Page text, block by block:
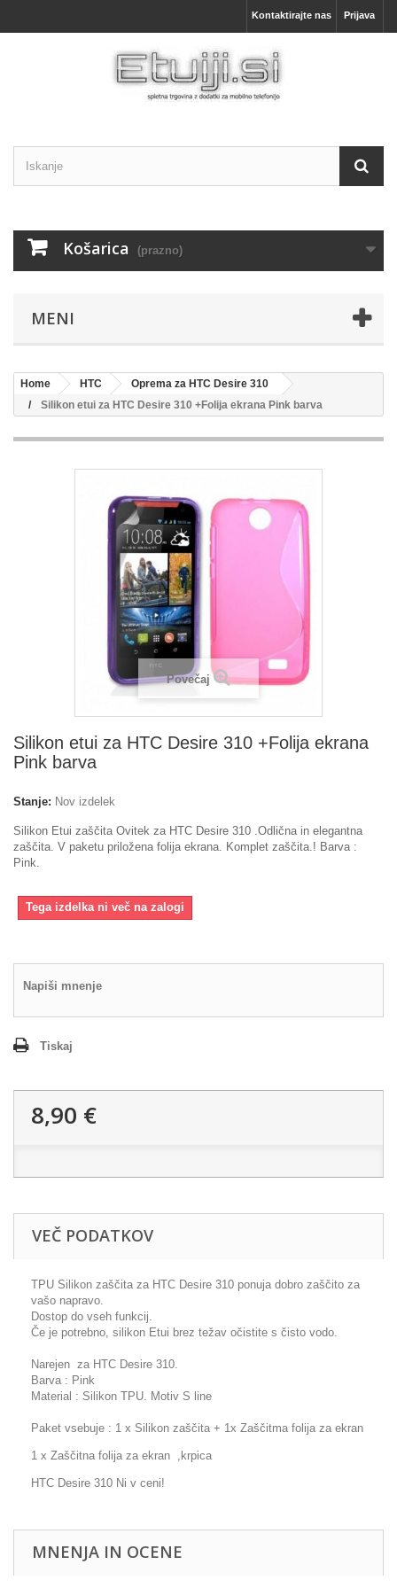
Prijava
Kontaktirajte nas
Košarica (prazno)
MENI
Home HTC
Oprema za HTC Desire 310
Silikon etui za HTC Desire 310 +Folija ekrana Pink barva
Povečaj
Silikon etui za HTC Desire 310 +Folija ekrana
Pink barva
Stanje: Nov izdelek
Silikon Etui zaščita Ovitek za HTC Desire 310 .Odlična in elegantna
zaščita. V paketu priložena folija ekrana. Komplet zaščita.! Barva :
Pink.
Tega izdelka ni več na zalogi
Napiši mnenje
Tiskaj
8,90 €
VEČ PODATKOV
TPU Silikon zaščita za HTC Desire 310 ponuja dobro zaščito za
vašo napravo.
Dostop do vseh funkcij.
Če je potrebno, silikon Etui brez težav očistite s čisto vodo.
Narejen za HTC Desire 310.
Barva : Pink
Material : Silikon TPU. Motiv S line
Paket vsebuje : 1 x Silikon zaščita + 1x Zaščitma folija za ekran
1 x Zaščitna folija za ekran ,krpica
HTC Desire 310 Ni v ceni!
MNENJA IN OCENE